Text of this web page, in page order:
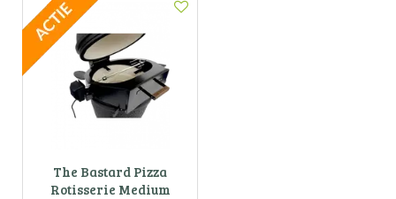
The Bastard Pizza
Rotisserie Medium